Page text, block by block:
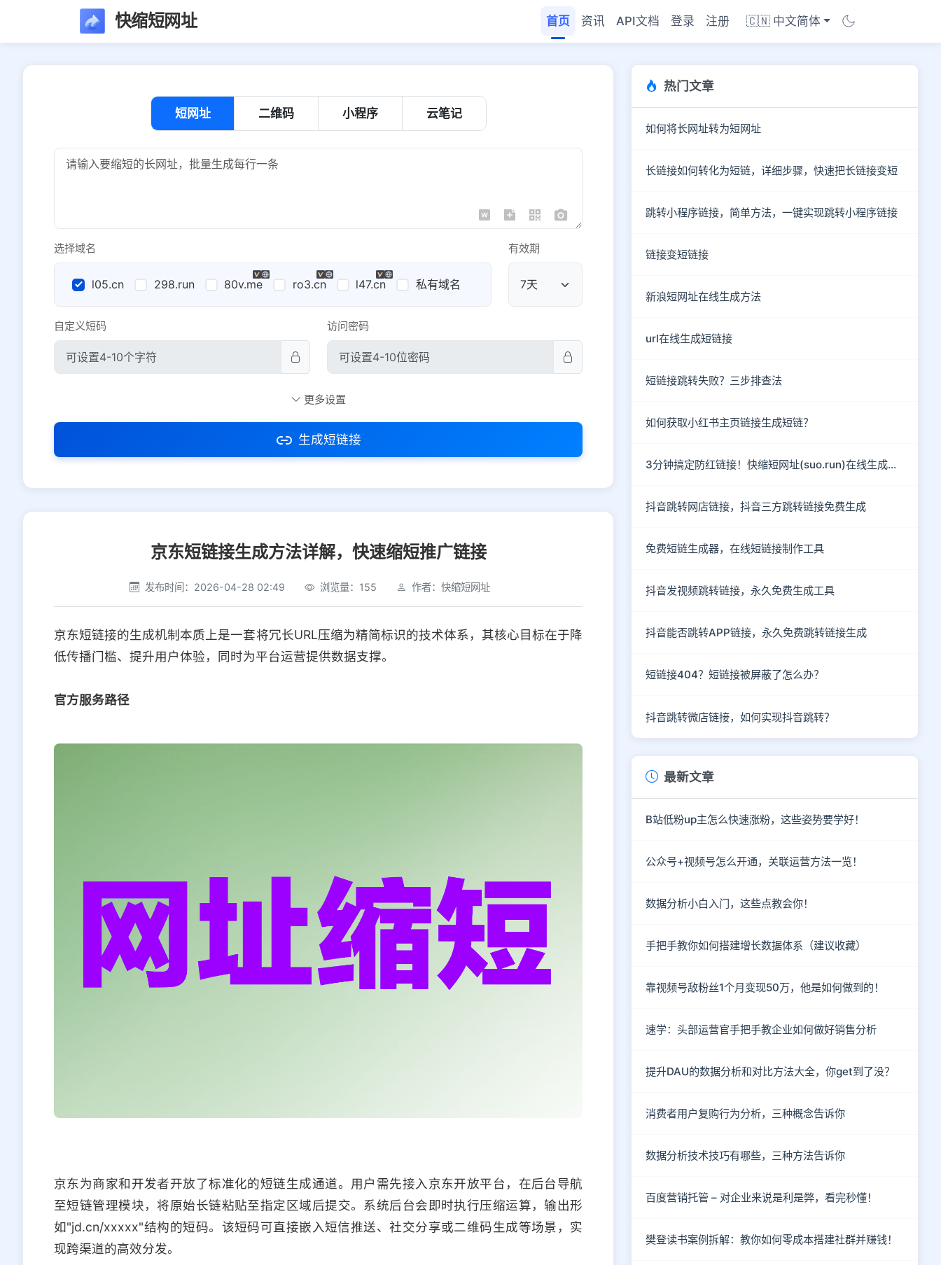
快缩短网址 首页 资讯 API文档 登录 注册 🇨🇳 中文简体
短网址 二维码 小程序 云笔记
选择域名
l05.cn 298.run 80v.me ro3.cn l47.cn 私有域名 公共域名
有效期
自定义短码 访问密码
社交平台 电商平台
选择防红平台类型，避免链接被拦截
平台设置
iOS Android PC 其他
更多设置
生成短链接
京东短链接生成方法详解，快速缩短推广链接
发布时间：2026-04-28 02:49 浏览量：155 作者：快缩短网址
京东短链接的生成机制本质上是一套将冗长URL压缩为精简标识的技术体系，其核心目标在于降
低传播门槛、提升用户体验，同时为平台运营提供数据支撑。
官方服务路径
京东为商家和开发者开放了标准化的短链生成通道。用户需先接入京东开放平台，在后台导航
至短链管理模块，将原始长链粘贴至指定区域后提交。系统后台会即时执行压缩运算，输出形
如"jd.cn/xxxxx"结构的短码。该短码可直接嵌入短信推送、社交分享或二维码生成等场景，实
现跨渠道的高效分发。
热门文章
如何将长网址转为短网址
长链接如何转化为短链，详细步骤，快速把长链接变短
跳转小程序链接，简单方法，一键实现跳转小程序链接
链接变短链接
新浪短网址在线生成方法
url在线生成短链接
短链接跳转失败？三步排查法
如何获取小红书主页链接生成短链？
3分钟搞定防红链接！快缩短网址(suo.run)在线生成指南
抖音跳转网店链接，抖音三方跳转链接免费生成
免费短链生成器，在线短链接制作工具
抖音发视频跳转链接，永久免费生成工具
抖音能否跳转APP链接，永久免费跳转链接生成
短链接404？短链接被屏蔽了怎么办？
抖音跳转微店链接，如何实现抖音跳转？
最新文章
B站低粉up主怎么快速涨粉，这些姿势要学好！
公众号+视频号怎么开通，关联运营方法一览！
数据分析小白入门，这些点教会你！
手把手教你如何搭建增长数据体系（建议收藏）
靠视频号敌粉丝1个月变现50万，他是如何做到的！
速学：头部运营官手把手教企业如何做好销售分析
提升DAU的数据分析和对比方法大全，你get到了没？
消费者用户复购行为分析，三种概念告诉你
数据分析技术技巧有哪些，三种方法告诉你
百度营销托管 – 对企业来说是利是弊，看完秒懂！
樊登读书案例拆解：教你如何零成本搭建社群并赚钱！